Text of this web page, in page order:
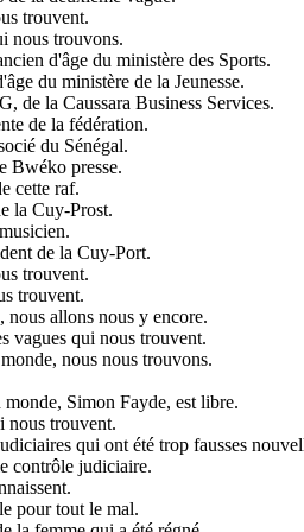
trouvent.
nous trouvons.
d'âge du ministère des Sports.
du ministère de la Jeunesse.
de la Caussara Business Services.
de la fédération.
du Sénégal.
Bwéko presse.
cette raf.
la Cuy-Prost.
de la Cuy-Port.
trouvent.
trouvent.
allons nous y encore.
vagues qui nous trouvent.
nous nous trouvons.
Simon Fayde, est libre.
nous trouvent.
qui ont été trop fausses
contrôle judiciaire.
pour tout le mal.